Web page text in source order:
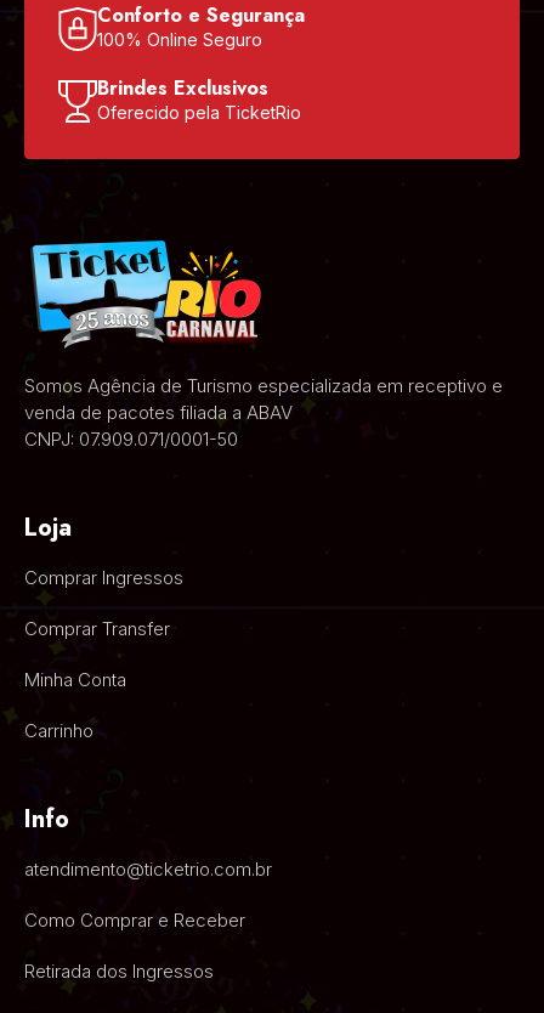
Conforto e Segurança
100% Online Seguro
Brindes Exclusivos
Oferecido pela TicketRio
Somos Agência de Turismo especializada em receptivo e
venda de pacotes filiada a ABAV
CNPJ: 07.909.071/0001-50
Loja
Comprar Ingressos
Comprar Transfer
Minha Conta
Carrinho
Info
atendimento@ticketrio.com.br
Como Comprar e Receber
Retirada dos Ingressos